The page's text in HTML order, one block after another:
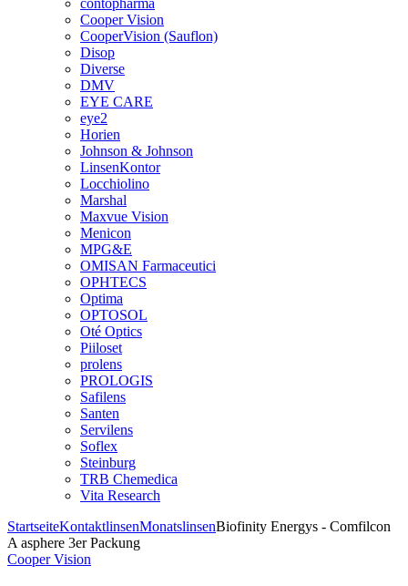
contopharma
Cooper Vision
CooperVision (Sauflon)
Disop
Diverse
DMV
EYE CARE
eye2
Horien
Johnson & Johnson
LinsenKontor
Locchiolino
Marshal
Maxvue Vision
Menicon
MPG&E
OMISAN Farmaceutici
OPHTECS
Optima
OPTOSOL
Oté Optics
Piiloset
prolens
PROLOGIS
Safilens
Santen
Servilens
Soflex
Steinburg
TRB Chemedica
Vita Research
StartseiteKontaktlinsenMonatslinsenBiofinity Energys - Comfilcon
A asphere 3er Packung
Cooper Vision